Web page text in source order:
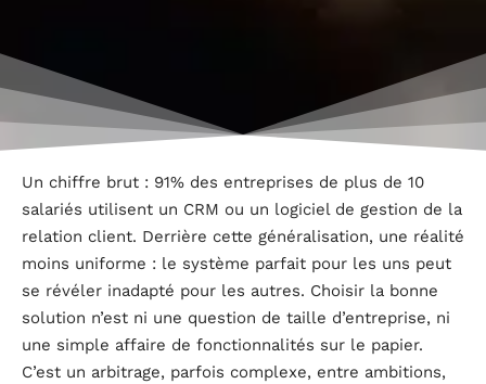
Un chiffre brut : 91% des entreprises de plus de 10
salariés utilisent un CRM ou un logiciel de gestion de la
relation client. Derrière cette généralisation, une réalité
moins uniforme : le système parfait pour les uns peut
se révéler inadapté pour les autres. Choisir la bonne
solution n’est ni une question de taille d’entreprise, ni
une simple affaire de fonctionnalités sur le papier.
C’est un arbitrage, parfois complexe, entre ambitions,